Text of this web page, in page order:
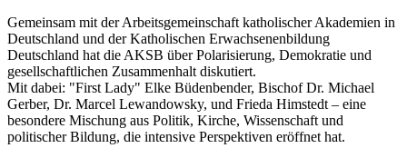
Gemeinsam mit der Arbeitsgemeinschaft katholischer Akademien in
Deutschland und der Katholischen Erwachsenenbildung
Deutschland hat die AKSB über Polarisierung, Demokratie und
gesellschaftlichen Zusammenhalt diskutiert.
Mit dabei: "First Lady" Elke Büdenbender, Bischof Dr. Michael
Gerber, Dr. Marcel Lewandowsky, und Frieda Himstedt – eine
besondere Mischung aus Politik, Kirche, Wissenschaft und
politischer Bildung, die intensive Perspektiven eröffnet hat.